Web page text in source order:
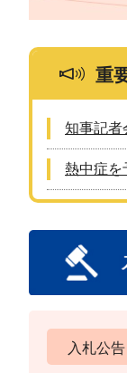
重
知事記者
熱中症を
入札公